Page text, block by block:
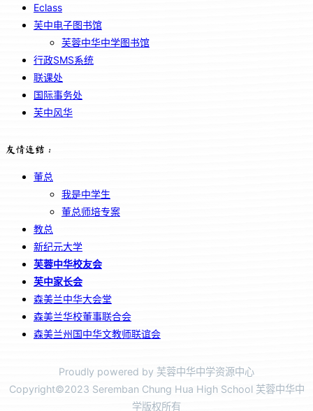
Eclass
芙中电子图书馆
芙蓉中华中学图书馆
行政SMS系统
联课处
国际事务处
芙中风华
友情连结：
董总
我是中学生
董总师培专案
教总
新纪元大学
芙蓉中华校友会
芙中家长会
森美兰中华大会堂
森美兰华校董事联合会
森美兰州国中华文教师联谊会
Proudly powered by 芙蓉中华中学资源中心
Copyright©2023 Seremban Chung Hua High School 芙蓉中华中
学版权所有